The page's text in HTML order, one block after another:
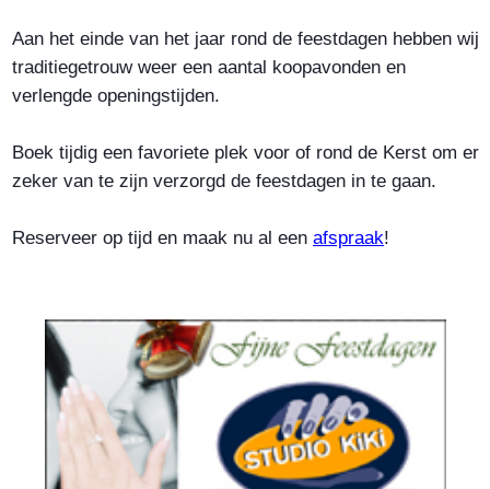
Aan het einde van het jaar rond de feestdagen hebben wij
traditiegetrouw weer een aantal koopavonden en
verlengde openingstijden.
Boek tijdig een favoriete plek voor of rond de Kerst om er
zeker van te zijn verzorgd de feestdagen in te gaan.
Reserveer op tijd en maak nu al een afspraak!